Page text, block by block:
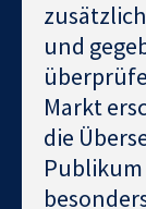
und
Markt
die
Publikum